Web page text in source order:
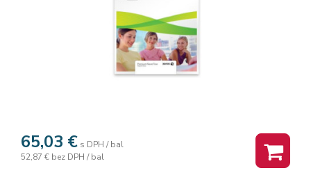
65,03 € s DPH / bal
52,87 € bez DPH / bal